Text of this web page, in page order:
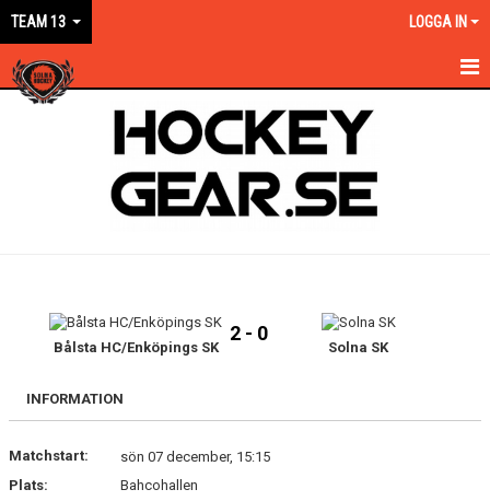
TEAM 13 LOGGA IN
BILDGALLERI
DOKUMENT
Bålsta HC/Enköpings SK
2 - 0
Solna SK
INFORMATION
Matchstart:
sön 07 december, 15:15
Plats:
Bahcohallen